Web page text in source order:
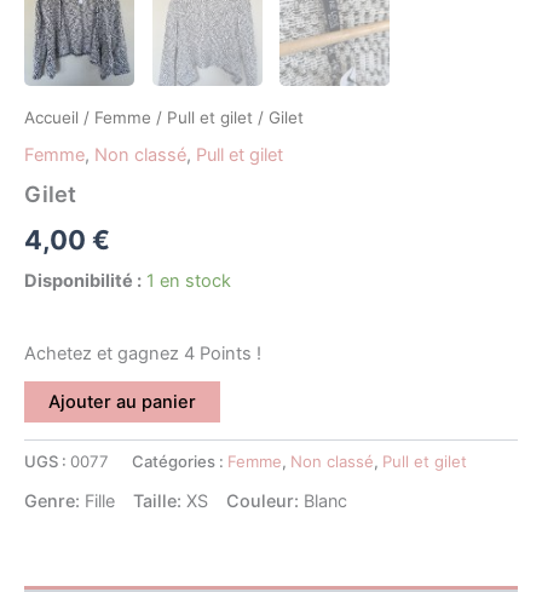
Accueil / Femme / Pull et gilet / Gilet
Femme, Non classé, Pull et gilet
Gilet
4,00 €
Disponibilité : 1 en stock
Achetez et gagnez 4 Points !
Ajouter au panier
UGS : 0077 Catégories : Femme, Non classé, Pull et gilet
Genre: Fille Taille: XS Couleur: Blanc